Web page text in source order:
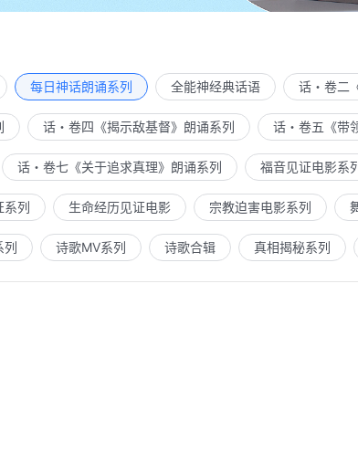
每日神话朗诵系列 全能神经典话语 话・卷二
话・卷四《揭示敌基督》朗诵系列 话・卷五《带
话・卷七《关于追求真理》朗诵系列 福音见证电影系
系列 生命经历见证电影 宗教迫害电影系列
列 诗歌MV系列 诗歌合辑 真相揭秘系列